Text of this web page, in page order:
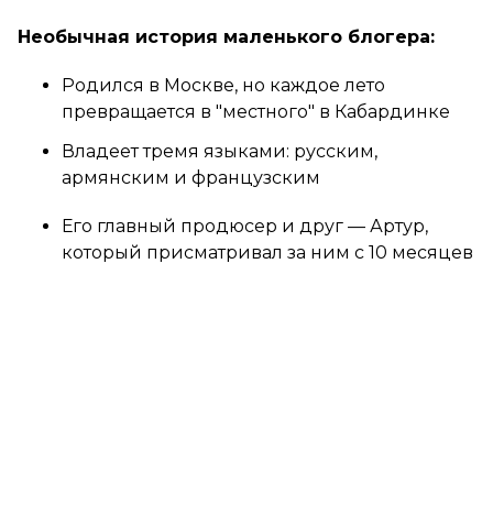
Необычная история маленького блогера:
Родился в Москве, но каждое лето
превращается в "местного" в Кабардинке
Владеет тремя языками: русским,
армянским и французским
Его главный продюсер и друг — Артур,
который присматривал за ним с 10 месяцев